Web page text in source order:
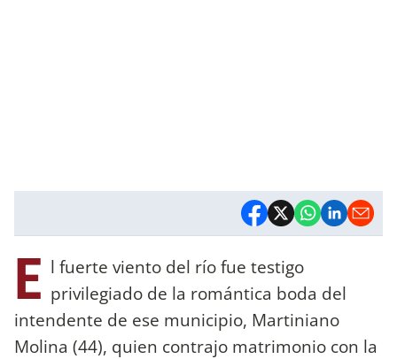
E l fuerte viento del río fue testigo
privilegiado de la romántica boda del
intendente de ese municipio, Martiniano
Molina (44), quien contrajo matrimonio con la